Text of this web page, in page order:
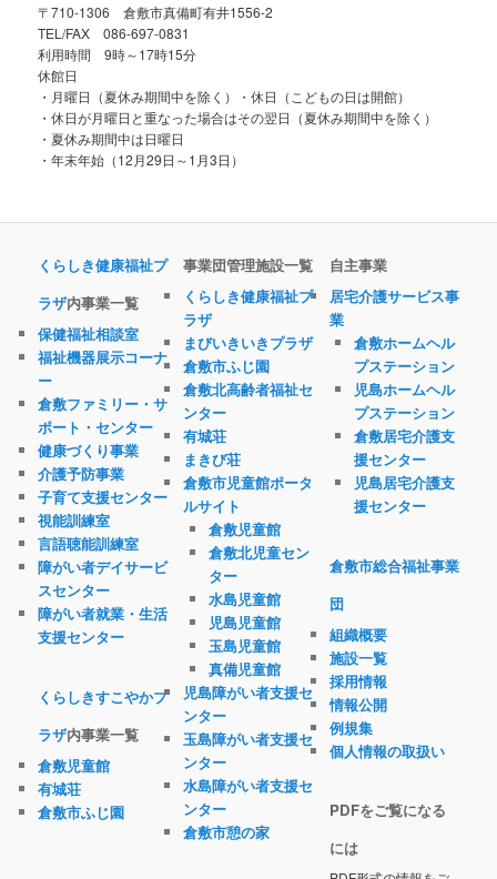
〒710-1306 倉敷市真備町有井1556-2
TEL/FAX 086-697-0831
利用時間 9時～17時15分
休館日
・月曜日（夏休み期間中を除く）・休日（こどもの日は開館）
・休日が月曜日と重なった場合はその翌日（夏休み期間中を除く）
・夏休み期間中は日曜日
・年末年始（12月29日～1月3日）
くらしき健康福祉プ
ラザ内事業一覧
保健福祉相談室
福祉機器展示コーナ
ー
倉敷ファミリー・サ
ポート・センター
健康づくり事業
介護予防事業
子育て支援センター
視能訓練室
言語聴能訓練室
障がい者デイサービ
スセンター
障がい者就業・生活
支援センター
くらしきすこやかプ
ラザ内事業一覧
倉敷児童館
有城荘
倉敷市ふじ園
事業団管理施設一覧
くらしき健康福祉プ
ラザ
まびいきいきプラザ
倉敷市ふじ園
倉敷北高齢者福祉セ
ンター
有城荘
まきび荘
倉敷市児童館ポータ
ルサイト
倉敷児童館
倉敷北児童セン
ター
水島児童館
児島児童館
玉島児童館
真備児童館
児島障がい者支援セ
ンター
玉島障がい者支援セ
ンター
水島障がい者支援セ
ンター
倉敷市憩の家
自主事業
居宅介護サービス事
業
倉敷ホームヘル
プステーション
児島ホームヘル
プステーション
倉敷居宅介護支
援センター
児島居宅介護支
援センター
倉敷市総合福祉事業
団
組織概要
施設一覧
採用情報
情報公開
例規集
個人情報の取扱い
PDFをご覧になる
には